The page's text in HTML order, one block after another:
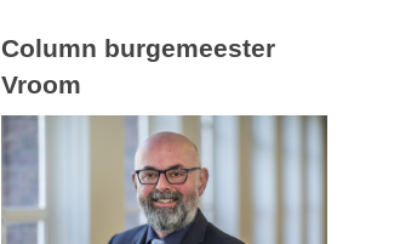
Column burgemeester
Vroom